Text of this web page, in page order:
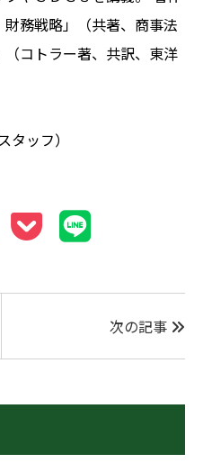
務戦略」（共著、商事法
コトラー著、共訳、東洋
タッフ）
次の記事